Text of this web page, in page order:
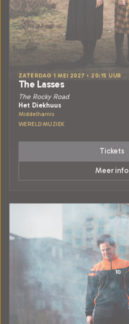
ZATERDAG 1 MEI 2027 • 20:15 UUR
The Lasses
The Rocky Road
Het Diekhuus
Middelharnis
WERELDMUZIEK
Tickets
Meer info